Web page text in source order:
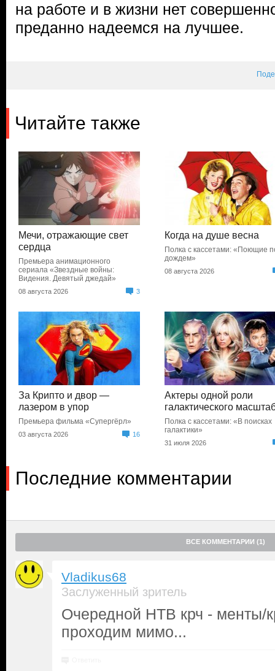
на работе и в жизни нет
преданно надеемся на лучшее.
Читайте также
Мечи, отражающие свет
сердца
Премьера анимационного
сериала «Звездные войны:
Видения. Девятый джедай»
08 августа 2026 3
Когда на душе весна
Полка с кассетами: «Поющие
дождем»
08 августа 2026
За Крипто и двор —
лазером в упор
Премьера фильма «Супергёрл»
03 августа 2026 16
Актеры одной роли
галактического
Полка с кассетами: «В поисках
галактики»
31 июля 2026
Последние комментарии
ВСЕ КОММЕНТАРИИ (1)
Vladikus68
Заслуженный зритель
Очередной НТВ крч - менты/
проходим мимо...